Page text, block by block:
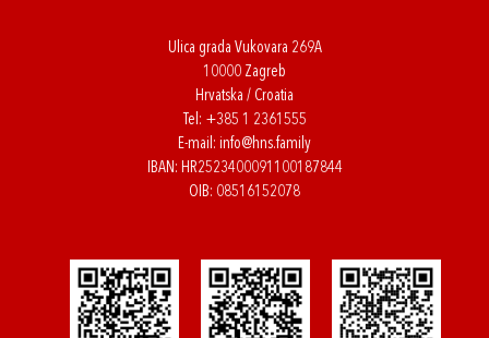
Ulica grada Vukovara 269A
10000 Zagreb
Hrvatska / Croatia
Tel: +385 1 2361555
E-mail: info@hns.family
IBAN: HR2523400091100187844
OIB: 08516152078